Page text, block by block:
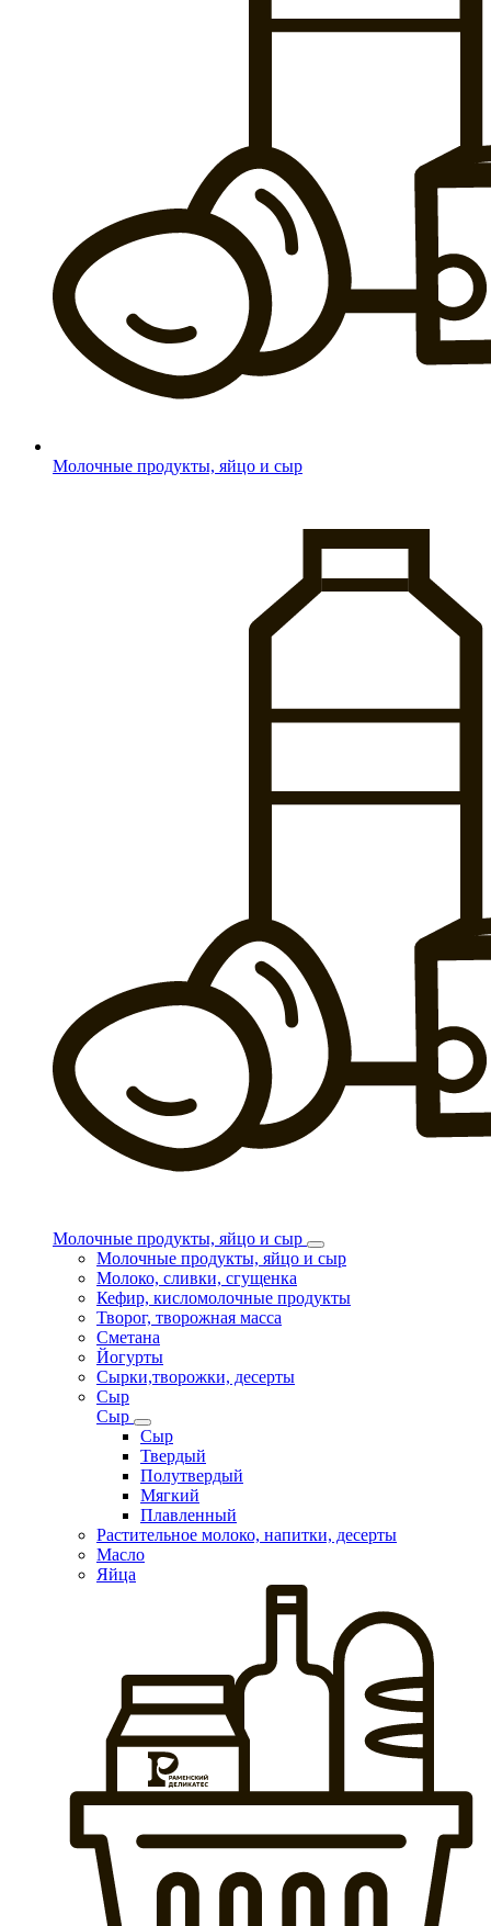
Молочные продукты, яйцо и сыр
Молочные продукты, яйцо и сыр
Молочные продукты, яйцо и сыр
Молоко, сливки, сгущенка
Кефир, кисломолочные продукты
Творог, творожная масса
Сметана
Йогурты
Сырки,творожки, десерты
Сыр
Сыр
Сыр
Твердый
Полутвердый
Мягкий
Плавленный
Растительное молоко, напитки, десерты
Масло
Яйца